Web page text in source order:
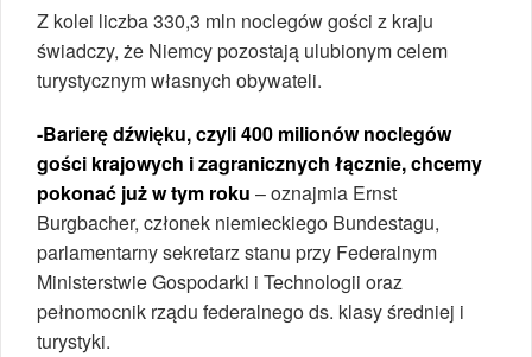
Z kolei liczba 330,3 mln noclegów gości z kraju
świadczy, że Niemcy pozostają ulubionym celem
turystycznym własnych obywateli.
-Barierę dźwięku, czyli 400 milionów noclegów
gości krajowych i zagranicznych łącznie, chcemy
pokonać już w tym roku – oznajmia Ernst
Burgbacher, członek niemieckiego Bundestagu,
parlamentarny sekretarz stanu przy Federalnym
Ministerstwie Gospodarki i Technologii oraz
pełnomocnik rządu federalnego ds. klasy średniej i
turystyki.